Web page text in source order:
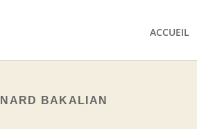
ACCUEIL
BAKALIAN